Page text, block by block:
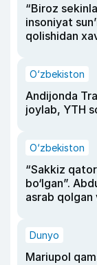
“Biroz
insoniyat
qolishidan
O‘zbekiston
Andijonda
joylab, YTH
O‘zbekiston
“Sakkiz
bo‘lgan”.
asrab qolgan
Dunyo
Mariupol